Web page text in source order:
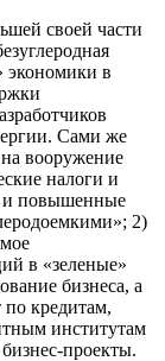
своей части
экономики в
Сами же
вооружение
налоги и
и повышенные
2)
в «зеленые»
бизнеса, а
по кредитам,
институтам
проекты.